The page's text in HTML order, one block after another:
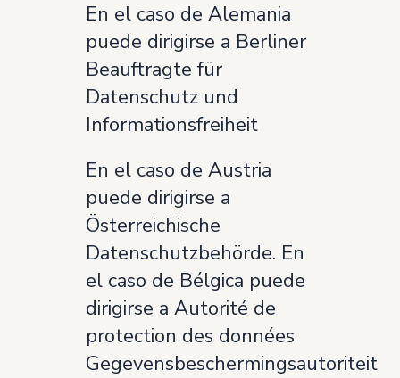
En el caso de Alemania
puede dirigirse a Berliner
Beauftragte für
Datenschutz und
Informationsfreiheit
En el caso de Austria
puede dirigirse a
Österreichische
Datenschutzbehörde. En
el caso de Bélgica puede
dirigirse a Autorité de
protection des données
Gegevensbeschermingsautoriteit